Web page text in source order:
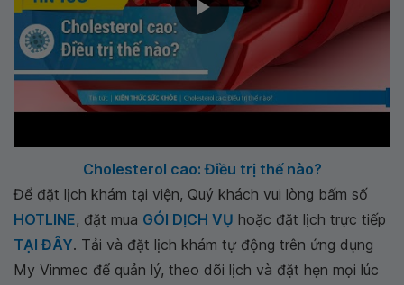
Cholesterol cao: Điều trị thế nào?
Để đặt lịch khám tại viện, Quý khách vui lòng bấm số
HOTLINE, đặt mua GÓI DỊCH VỤ hoặc đặt lịch trực tiếp
TẠI ĐÂY. Tải và đặt lịch khám tự động trên ứng dụng
My Vinmec để quản lý, theo dõi lịch và đặt hẹn mọi lúc